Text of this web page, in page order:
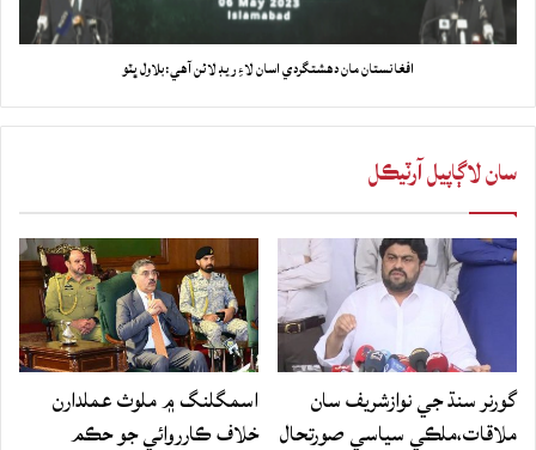
افغانستان مان دهشتگردي اسان لاءِ ريڊ لائن آهي:بلاول ڀٽو
سان لاڳاپيل آرٽيڪل
گورنر سنڌ جي نوازشريف سان
ملاقات،ملڪي سياسي صورتحال
اسمگلنگ ۾ ملوث عملدارن
خلاف ڪارروائي جو حڪم